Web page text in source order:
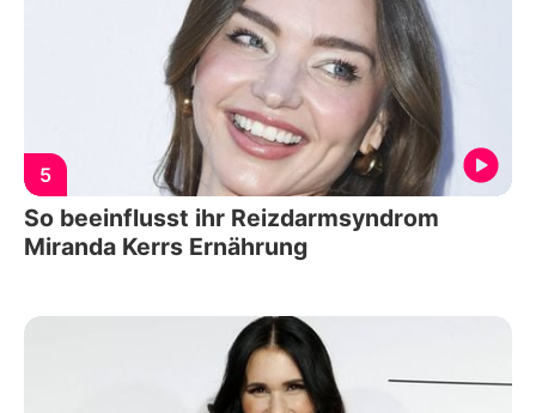
5
So beeinflusst ihr Reizdarmsyndrom
Miranda Kerrs Ernährung